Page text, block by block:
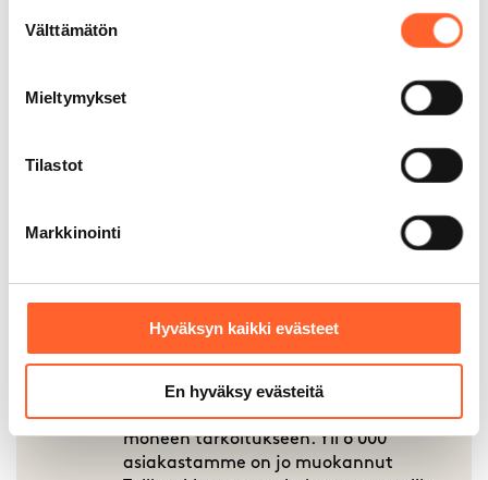
valinta
Välttämätön
Mieltymykset
Tilastot
Markkinointi
Hyväksyn kaikki evästeet
En hyväksy evästeitä
varaston, työpajan – jopa kuntosalin.
200 000 m² rakennettuja
tiloja
Monikäyttöiset tilamme sopivat
moneen tarkoitukseen. Yli 6 000
asiakastamme on jo muokannut